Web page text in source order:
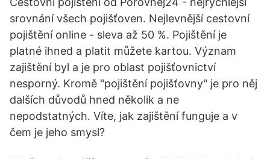
srovnání všech pojišťoven. Nejlevnější cestovní
pojištění online - sleva až 50 %. Pojištění je
platné ihned a platit můžete kartou. Význam
zajištění byl a je pro oblast pojišťovnictví
nesporný. Kromě "pojištění pojišťovny" je pro něj
dalších důvodů hned několik a ne
nepodstatných. Víte, jak zajištění funguje a v
čem je jeho smysl?